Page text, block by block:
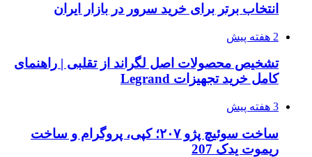
انتخاب برتر برای خرید سرور در بازار ایران
2 هفته پیش
تشخیص محصولات اصل لگراند از تقلبی | راهنمای
کامل خرید تجهیزات Legrand
3 هفته پیش
ساخت سوئیچ پژو ۲۰۷؛ کپی، پروگرام و ساخت
ریموت یدک 207